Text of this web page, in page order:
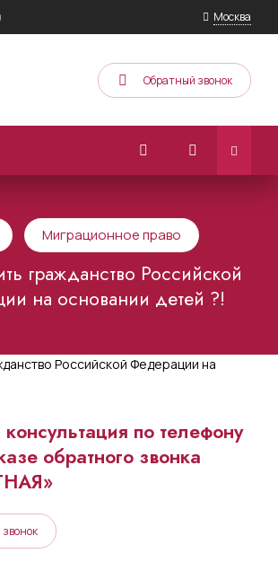
Москва
Обратный звонок
Миграционное право
гражданство Российской
на основании детей ?!
по телефону
обратного звонка